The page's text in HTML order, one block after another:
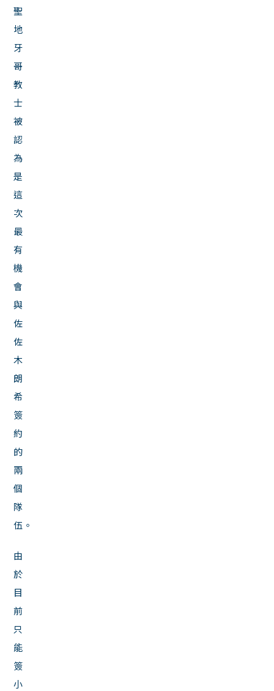
聖
地
牙
哥
教
士
被
認
為
是
這
次
最
有
機
會
與
佐
佐
木
朗
希
簽
約
的
兩
個
隊
伍。
由
於
目
前
只
能
簽
小